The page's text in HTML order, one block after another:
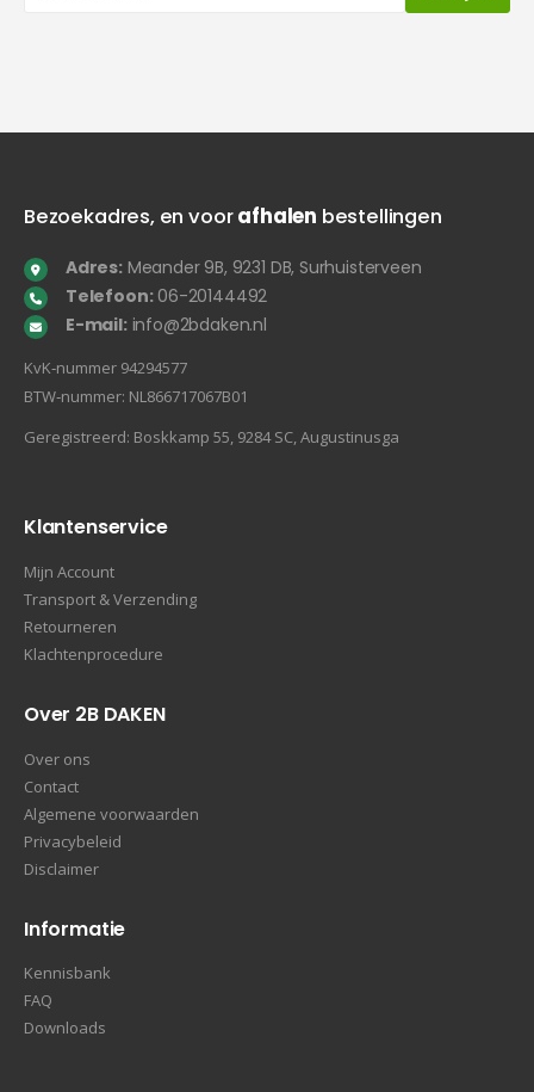
Bezoekadres, en voorafhalen bestellingen
Adres:Meander 9B, 9231 DB, Surhuisterveen
Telefoon:06-20144492
E-mail:info@2bdaken.nl
KvK‐nummer 94294577
BTW‐nummer: NL866717067B01
Geregistreerd: Boskkamp 55, 9284 SC, Augustinusga
Klantenservice
Mijn Account
Transport & Verzending
Retourneren
Klachtenprocedure
Over 2B DAKEN
Over ons
Contact
Algemene voorwaarden
Privacybeleid
Disclaimer
Informatie
Kennisbank
FAQ
Downloads